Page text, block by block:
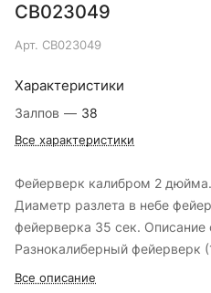
СВ023049
Арт. СВ023049
Характеристики
Залпов — 38
Все характеристики
Фейерверк калибром 2
Диаметр разлета в небе
фейерверка 35 сек. Описание
Разнокалиберный фейерверк
переходящие в серебряные
Все описание